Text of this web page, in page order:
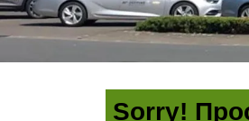
Sorry!